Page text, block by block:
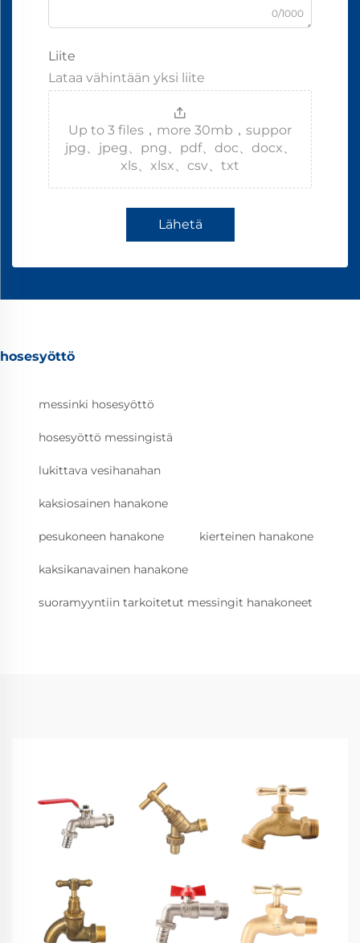
0/1000
Liite
Lataa vähintään yksi liite
Up to 3 files，more 30mb，suppor
jpg、jpeg、png、pdf、doc、docx、
xls、xlsx、csv、txt
Lähetä
hosesyöttö
messinki hosesyöttö
hosesyöttö messingistä
lukittava vesihanahan
kaksiosainen hanakone
pesukoneen hanakone kierteinen hanakone
kaksikanavainen hanakone
suoramyyntiin tarkoitetut messingit hanakoneet